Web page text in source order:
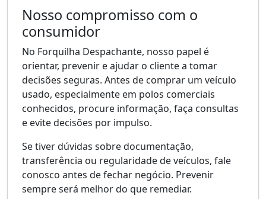
Nosso compromisso com o
consumidor
No Forquilha Despachante, nosso papel é
orientar, prevenir e ajudar o cliente a tomar
decisões seguras. Antes de comprar um veículo
usado, especialmente em polos comerciais
conhecidos, procure informação, faça consultas
e evite decisões por impulso.
Se tiver dúvidas sobre documentação,
transferência ou regularidade de veículos, fale
conosco antes de fechar negócio. Prevenir
sempre será melhor do que remediar.